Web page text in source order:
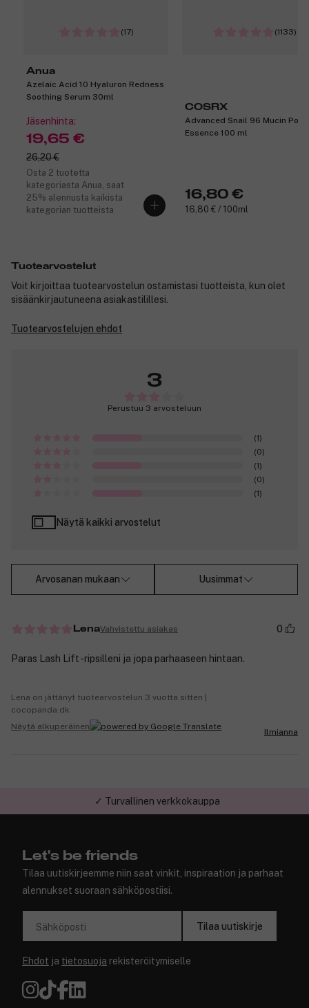
(17)
Anua
Azelaic Acid 10 Hyaluron Redness
Soothing Serum 30ml
Jäsenhinta:
19,65 €
26,20 €
Osta 2 tuotetta
kategoriasta Anua, saat
25% alennusta kaikista
kategorian tuotteista
(1133)
COSRX
Advanced Snail 96 Mucin
Essence 100 ml
16,80 €
16,80 € / 100ml
Tuotearvostelut
Voit kirjoittaa tuotearvostelun ostamistasi tuotteista, kun olet
sisäänkirjautuneena asiakastilillesi.
Tuotearvostelujen ehdot
3
Perustuu 3 arvosteluun
(1)
(0)
(1)
(0)
(1)
Näytä kaikki arvostelut
Arvosanan mukaan Uusimmat
LenaVahvistettu asiakas 0
Paras Lash Lift -ripsilleni ja jopa parhaaseen hintaan.
Lena on jättänyt tuotearvostelun 3 vuotta sitten |
cocopanda.dk
Näytä alkuperäinen
Ilmianna
✓ Turvallinen verkkokauppa
Let's be friends
Tilaa uutiskirjeemme niin saat vinkit, inspiraation ja parhaat
alennukset suoraan sähköpostiisi.
Sähköposti Tilaa uutiskirje
Ehdot ja tietosuoja rekisteröitymiselle